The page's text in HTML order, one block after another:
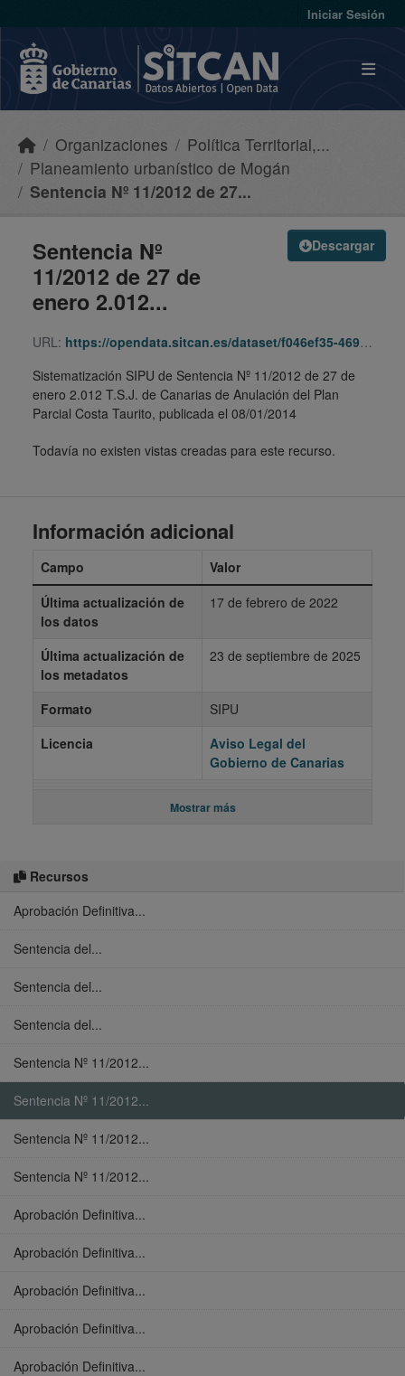
Iniciar Sesión
Organizaciones
Política Territorial,...
Planeamiento urbanístico de Mogán
Sentencia Nº 11/2012 de 27...
Descargar
Sentencia Nº
11/2012 de 27 de
enero 2.012...
URL: https://opendata.sitcan.es/dataset/f046ef35-4699-4251-b8c2-8310dc1f66f9/resource/89ec3301-57b5-415d-97c4-cab2214e8547/download/35957710-5994-3876-8e15-50acac81f769.zip
Sistematización SIPU de Sentencia Nº 11/2012 de 27 de
enero 2.012 T.S.J. de Canarias de Anulación del Plan
Parcial Costa Taurito, publicada el 08/01/2014
Todavía no existen vistas creadas para este recurso.
Recursos
Aprobación Definitiva...
Sentencia del...
Sentencia del...
Sentencia del...
Sentencia Nº 11/2012...
Sentencia Nº 11/2012...
Sentencia Nº 11/2012...
Sentencia Nº 11/2012...
Aprobación Definitiva...
Aprobación Definitiva...
Aprobación Definitiva...
Aprobación Definitiva...
Aprobación Definitiva...
Información adicional
Campo
Valor
Última actualización de
los datos
17 de febrero de 2022
Última actualización de
los metadatos
23 de septiembre de 2025
Formato
SIPU
Licencia
Aviso Legal del
Gobierno de Canarias
Mostrar más